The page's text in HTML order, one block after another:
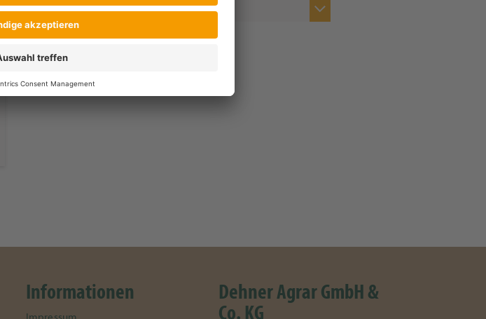
Alle Events anzeigen
Informationen
Dehner Agrar GmbH &
Co. KG